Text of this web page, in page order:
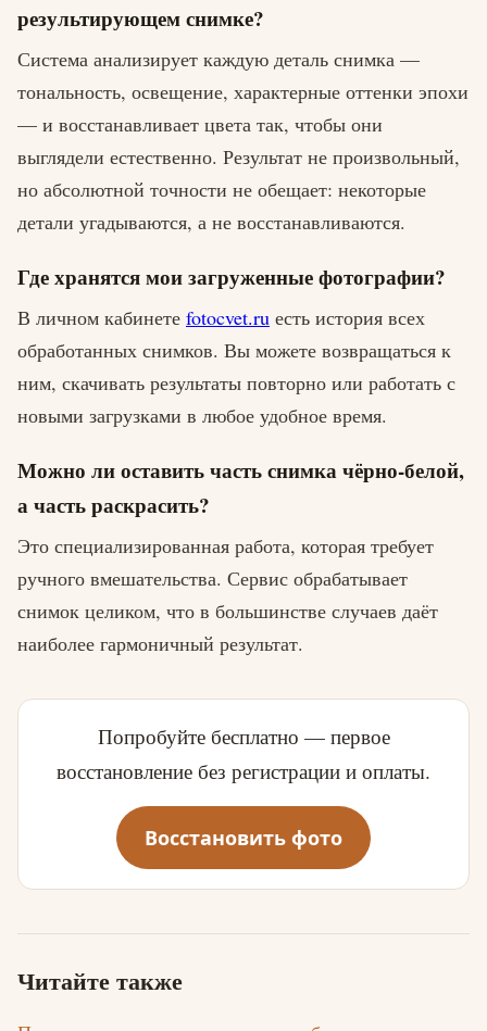
результирующем снимке?
Система анализирует каждую деталь снимка —
тональность, освещение, характерные оттенки эпохи
— и восстанавливает цвета так, чтобы они
выглядели естественно. Результат не произвольный,
но абсолютной точности не обещает: некоторые
детали угадываются, а не восстанавливаются.
Где хранятся мои загруженные фотографии?
В личном кабинете fotocvet.ru есть история всех
обработанных снимков. Вы можете возвращаться к
ним, скачивать результаты повторно или работать с
новыми загрузками в любое удобное время.
Можно ли оставить часть снимка чёрно-белой,
а часть раскрасить?
Это специализированная работа, которая требует
ручного вмешательства. Сервис обрабатывает
снимок целиком, что в большинстве случаев даёт
наиболее гармоничный результат.
Попробуйте бесплатно — первое
восстановление без регистрации и оплаты.
Восстановить фото
Читайте также